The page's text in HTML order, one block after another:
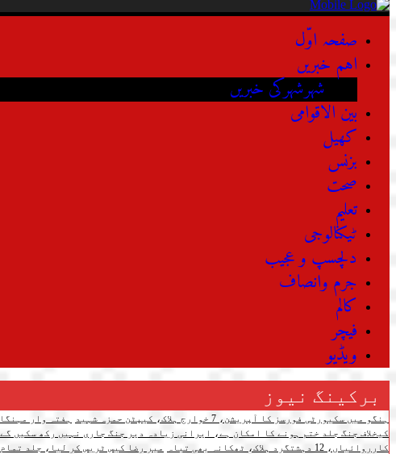
صفحہ اوّل
اہم خبریں
شہرشہرکی خبریں
بین الاقوامی
کھیل
بزنس
صحت
تعلیم
ٹیکنالوجی
دلچسپ و عجیب
جرم وانصاف
کالم
فیچر
ویڈیو
برکینگ نیوز
ہنگو میں سکیورٹی فورسز کا آپریشن، 7 خوارج ہلاک، کیپٹن حمزہ شہید ہفتہ وار مہنگائی میں اضافہ، 20
کیخلاف جنگ جلد ختم ہونے کا امکان ہے، ایرانی زیادہ دیر جنگ جاری نہیں رکھ سکیں
کارروائیاں، 12 دہشتگرد ہلاک، ٹھکانہ بھی تباہ
میر رضا کیس ٹریس کر لیا، جلد